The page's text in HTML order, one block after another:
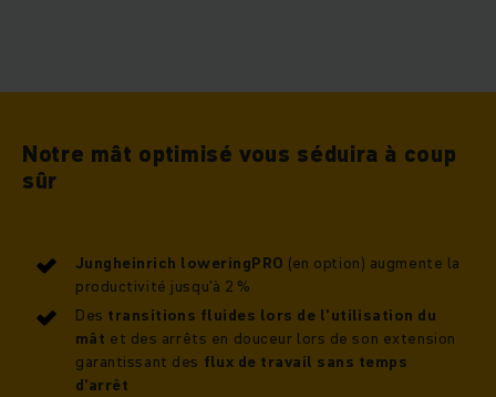
Notre mât optimisé vous séduira à coup
sûr
Jungheinrich loweringPRO (en option) augmente la
productivité jusqu’à 2 %
Des transitions fluides lors de l’utilisation du
mât et des arrêts en douceur lors de son extension
garantissant des flux de travail sans temps
d’arrêt